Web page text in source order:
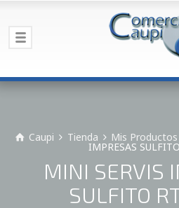
Caupi Tienda Mis
IMPRESAS
MINI SERVIS
SULFITO